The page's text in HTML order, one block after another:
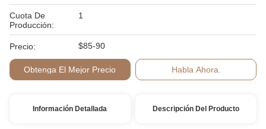
Cuota De
Producción:
1
Precio: $85-90
Obtenga El Mejor Precio Habla Ahora.
Información Detallada Descripción Del Producto